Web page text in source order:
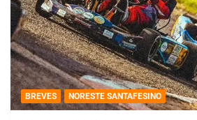
BREVES NORESTE SANTAFESINO